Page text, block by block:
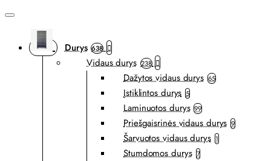
Durys 638
Vidaus durys 238
Dažytos vidaus durys 65
Įstiklintos durys 5
Laminuotos durys 99
Priešgaisrinės vidaus durys 9
Šarvuotos vidaus durys 1
Stumdomos durys 7